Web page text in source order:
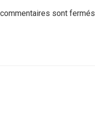
sont fermés